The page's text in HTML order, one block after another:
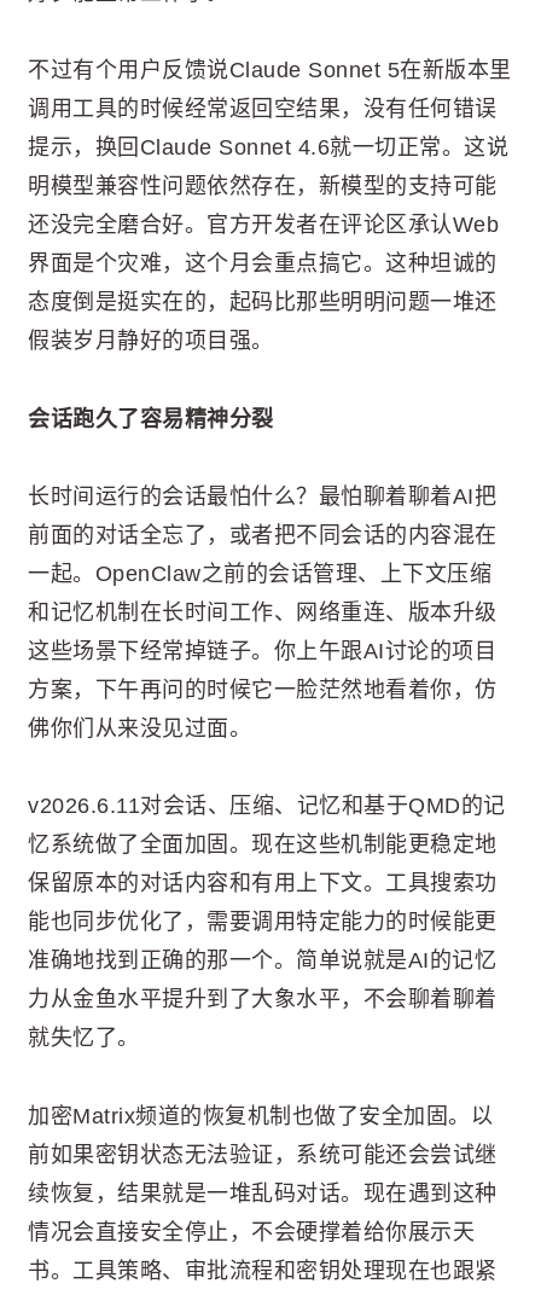
不过有个用户反馈说Claude Sonnet 5在新版本里
调用工具的时候经常返回空结果，没有任何错误
提示，换回Claude Sonnet 4.6就一切正常。这说
明模型兼容性问题依然存在，新模型的支持可能
还没完全磨合好。官方开发者在评论区承认Web
界面是个灾难，这个月会重点搞它。这种坦诚的
态度倒是挺实在的，起码比那些明明问题一堆还
假装岁月静好的项目强。
会话跑久了容易精神分裂
长时间运行的会话最怕什么？最怕聊着聊着AI把
前面的对话全忘了，或者把不同会话的内容混在
一起。OpenClaw之前的会话管理、上下文压缩
和记忆机制在长时间工作、网络重连、版本升级
这些场景下经常掉链子。你上午跟AI讨论的项目
方案，下午再问的时候它一脸茫然地看着你，仿
佛你们从来没见过面。
v2026.6.11对会话、压缩、记忆和基于QMD的记
忆系统做了全面加固。现在这些机制能更稳定地
保留原本的对话内容和有用上下文。工具搜索功
能也同步优化了，需要调用特定能力的时候能更
准确地找到正确的那一个。简单说就是AI的记忆
力从金鱼水平提升到了大象水平，不会聊着聊着
就失忆了。
加密Matrix频道的恢复机制也做了安全加固。以
前如果密钥状态无法验证，系统可能还会尝试继
续恢复，结果就是一堆乱码对话。现在遇到这种
情况会直接安全停止，不会硬撑着给你展示天
书。工具策略、审批流程和密钥处理现在也跟紧